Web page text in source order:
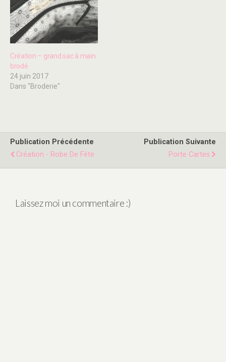
Création – grand sac à main
brodé
24 juin 2017
Dans "Broderie"
Publication Précédente
Création - Robe De Fête
Publication Suivante
Porte Cartes
Laissez moi un commentaire :)